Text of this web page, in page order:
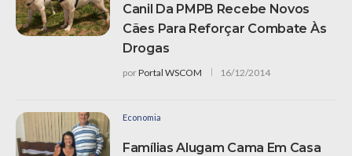
Canil Da PMPB Recebe Novos
Cães Para Reforçar Combate Às
Drogas
porPortal WSCOM 16/12/2014
Economia
Famílias Alugam Cama Em Casa